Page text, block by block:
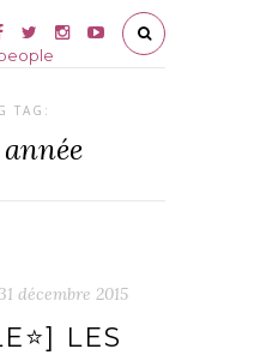
TAG:
décembre 2015
LES